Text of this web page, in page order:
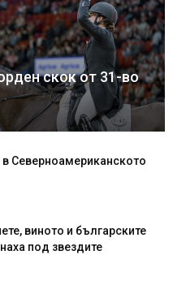
скок от 31-во
Северноамериканското
виното и българските
под звездите